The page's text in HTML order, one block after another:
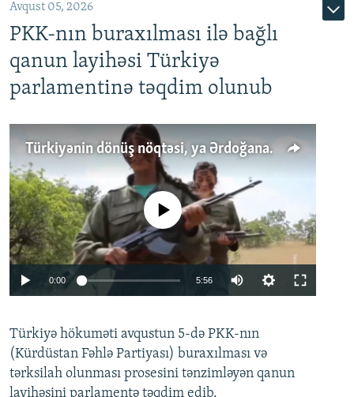
Avqust 05, 2026
PKK-nın buraxılması ilə bağlı
qanun layihəsi Türkiyə
parlamentinə təqdim olunub
Türkiyənin dönüş nöqtəsi, ya Ərdoğana üçüncü şans: PKK ilə qəfil barışıq nə deməkdir?
Auto 240p 360p 480p
No media source currently available
0:00 5:56
360p
480p
Türkiyə hökuməti avqustun 5-də PKK-nın
(Kürdüstan Fəhlə Partiyası) buraxılması və
tərksilah olunması prosesini tənzimləyən qanun
layihəsini parlamentə təqdim edib.